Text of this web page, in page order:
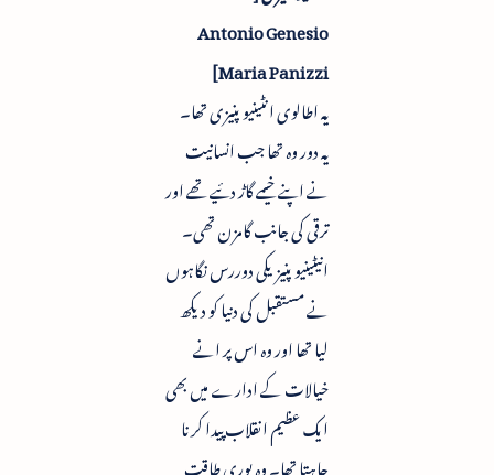
Antonio Genesio
Maria Panizzi]
یہ اطالوی انٹینیو پنیزی تھا۔
یہ دور وہ تھا جب انسانیت
نے اپنے خیمے گاڑ دئیے تھے اور
ترقی کی جانب گامزن تھی۔
انیٹینیو پنیزیکی دوررس نگاہوں
نے مستقبل کی دنیا کو دیکھ
لیا تھا اور وہ اس پر انے
خیالات کے ادارے میں بھی
ایک عظیم انقلاب پیدا کرنا
چاہتا تھا۔ وہ پوری طاقت